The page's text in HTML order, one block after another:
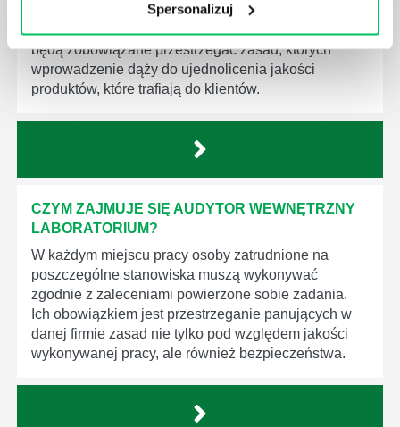
Spersonalizuj
które mają za zadanie poprawić poszczególne
dziedziny gospodarki. Dzięki nim wszystkie firmy
będą zobowiązane przestrzegać zasad, których
wprowadzenie dąży do ujednolicenia jakości
produktów, które trafiają do klientów.
CZYM ZAJMUJE SIĘ AUDYTOR WEWNĘTRZNY
LABORATORIUM?
W każdym miejscu pracy osoby zatrudnione na
poszczególne stanowiska muszą wykonywać
zgodnie z zaleceniami powierzone sobie zadania.
Ich obowiązkiem jest przestrzeganie panujących w
danej firmie zasad nie tylko pod względem jakości
wykonywanej pracy, ale również bezpieczeństwa.